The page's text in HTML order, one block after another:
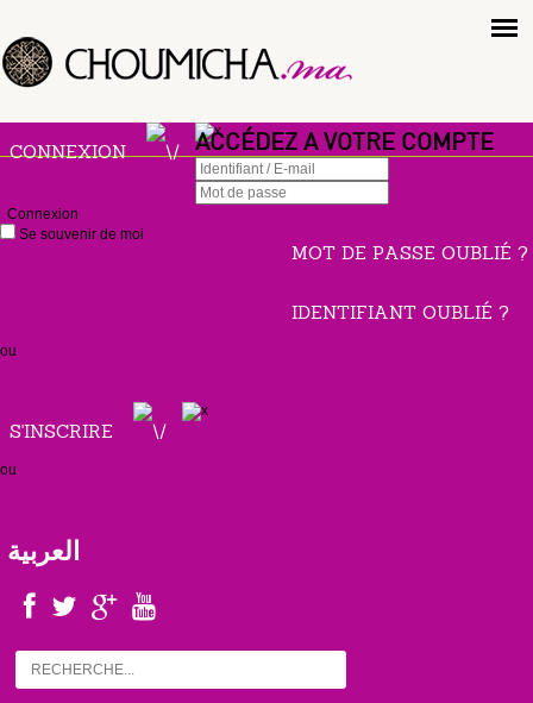
CONNEXION ACCÉDEZ A VOTRE COMPTE
Connexion
Se souvenir de moi
MOT DE PASSE OUBLIÉ ?
IDENTIFIANT OUBLIÉ ?
ou
S'INSCRIRE
ou
العربية